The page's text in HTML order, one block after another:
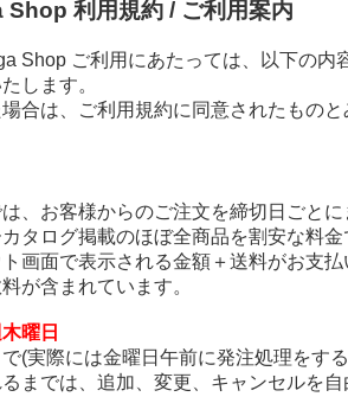
利用規約 / ご利用案内
Shop ご利用にあたっては、以下の
します。
合は、ご利用規約に同意されたもの
、お客様からのご注文を締切日ごと
タログ掲載のほぼ全商品を割安な料
画面で表示される金額＋送料がお支
が含まれています。
曜日
(実際には金曜日午前に発注処理をす
までは、追加、変更、キャンセルを